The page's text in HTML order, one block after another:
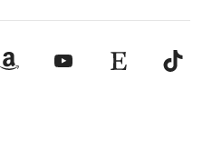
AmazonYouTube
Etsy-Shop